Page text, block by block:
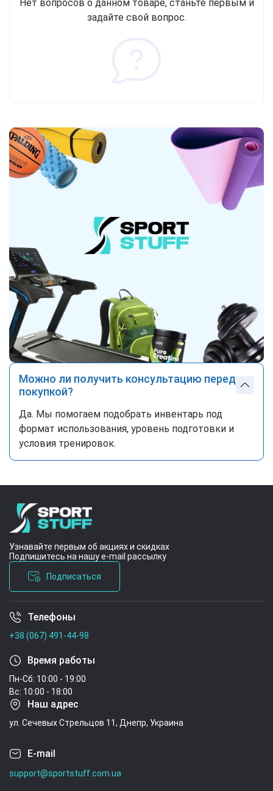
Нет вопросов о данном товаре, станьте первым и
задайте свой вопрос.
Можно ли получить консультацию перед
покупкой?
Да. Мы помогаем подобрать инвентарь под
формат использования, уровень подготовки и
условия тренировок.
Узнавайте первым об акциях и скидках
Подпишитесь на нашу e-mail рассылку
Подписаться
Условия соглашения
Телефоны
+38 (067) 491-44-98
Время работы
Пн-Сб: 10:00 - 19:00
Вс: 10:00 - 18:00
Наш адрес
ул. Сечевых Стрельцов 11, Днепр, Украина
E-mail
support@sportstuff.com.ua